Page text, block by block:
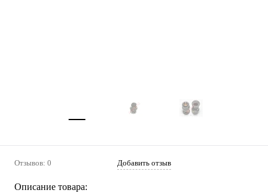
Отзывов: 0 Добавить отзыв
Описание товара: